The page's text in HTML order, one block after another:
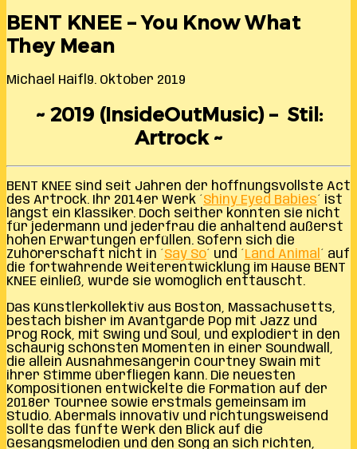
BENT KNEE – You Know What
They Mean
Michael Haifl 9. Oktober 2019
~ 2019 (InsideOutMusic) – Stil:
Artrock ~
BENT KNEE sind seit Jahren der hoffnungsvollste Act
des Artrock. Ihr 2014er Werk ´Shiny Eyed Babies´ ist
längst ein Klassiker. Doch seither konnten sie nicht
für jedermann und jederfrau die anhaltend äußerst
hohen Erwartungen erfüllen. Sofern sich die
Zuhörerschaft nicht in ´Say So´ und ´ Land Animal ´ auf
die fortwährende Weiterentwicklung im Hause BENT
KNEE einließ, wurde sie womöglich enttäuscht.
Das Künstlerkollektiv aus Boston, Massachusetts,
bestach bisher im Avantgarde Pop mit Jazz und
Prog Rock, mit Swing und Soul, und explodiert in den
schaurig schönsten Momenten in einer Soundwall,
die allein Ausnahmesängerin Courtney Swain mit
ihrer Stimme überfliegen kann. Die neuesten
Kompositionen entwickelte die Formation auf der
2018er Tournee sowie erstmals gemeinsam im
Studio. Abermals innovativ und richtungsweisend
sollte das fünfte Werk den Blick auf die
Gesangsmelodien und den Song an sich richten,